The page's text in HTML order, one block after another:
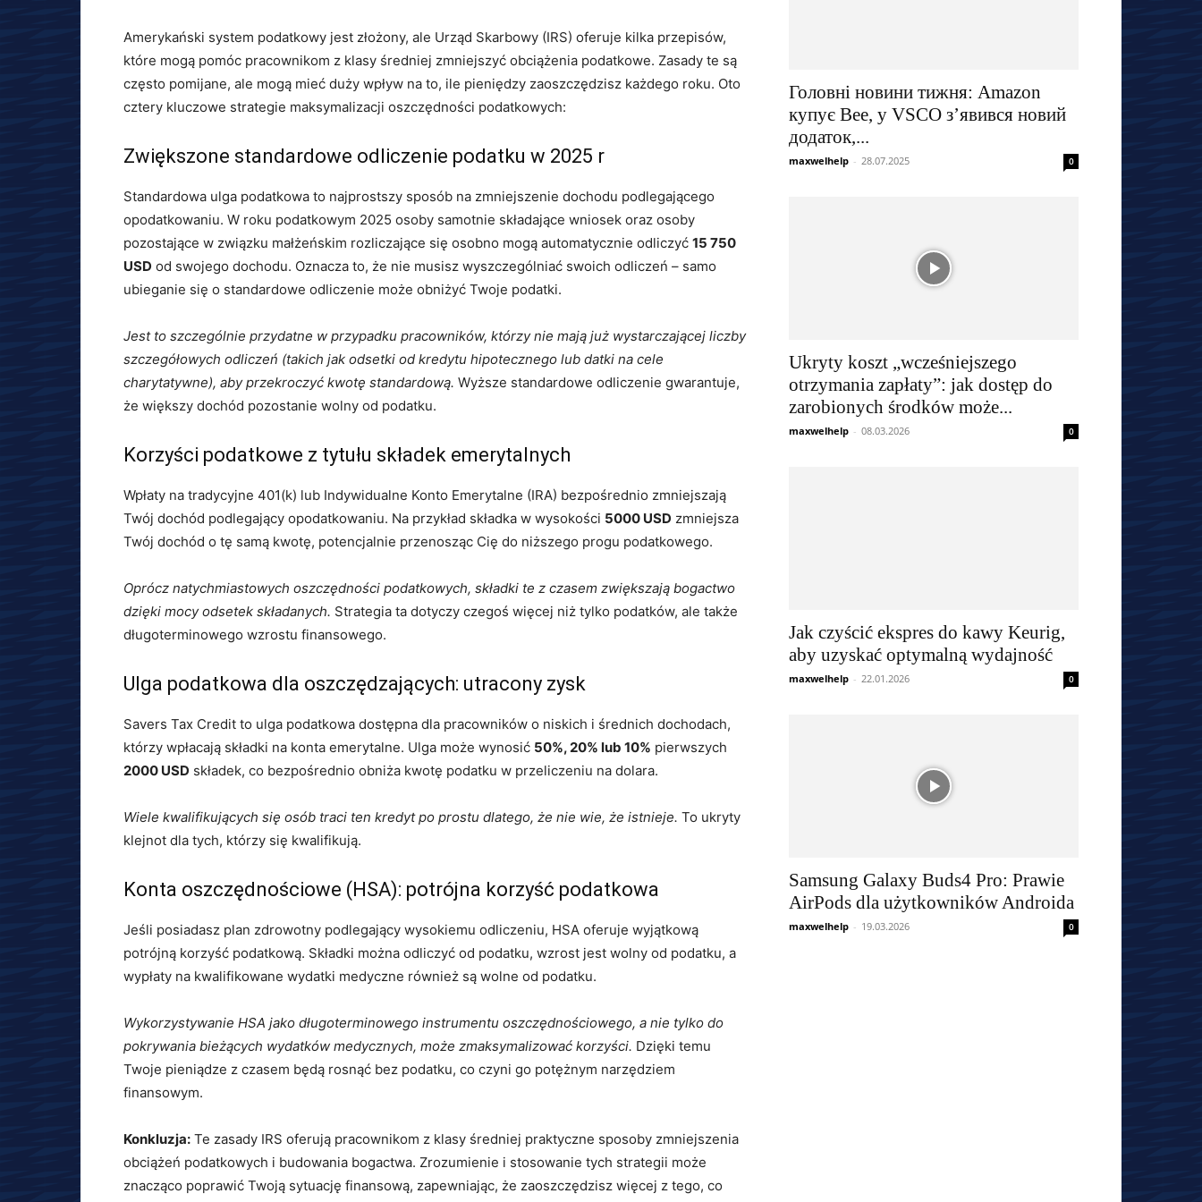
Amerykański system podatkowy jest złożony, ale Urząd Skarbowy (IRS) oferuje kilka przepisów,
które mogą pomóc pracownikom z klasy średniej zmniejszyć obciążenia podatkowe. Zasady te są
często pomijane, ale mogą mieć duży wpływ na to, ile pieniędzy zaoszczędzisz każdego roku. Oto
cztery kluczowe strategie maksymalizacji oszczędności podatkowych:
Zwiększone standardowe odliczenie podatku w 2025 r
Standardowa ulga podatkowa to najprostszy sposób na zmniejszenie dochodu podlegającego
opodatkowaniu. W roku podatkowym 2025 osoby samotnie składające wniosek oraz osoby
pozostające w związku małżeńskim rozliczające się osobno mogą automatycznie odliczyć 15 750
USD od swojego dochodu. Oznacza to, że nie musisz wyszczególniać swoich odliczeń – samo
ubieganie się o standardowe odliczenie może obniżyć Twoje podatki.
Jest to szczególnie przydatne w przypadku pracowników, którzy nie mają już wystarczającej liczby
szczegółowych odliczeń (takich jak odsetki od kredytu hipotecznego lub datki na cele
charytatywne), aby przekroczyć kwotę standardową. Wyższe standardowe odliczenie gwarantuje,
że większy dochód pozostanie wolny od podatku.
Korzyści podatkowe z tytułu składek emerytalnych
Wpłaty na tradycyjne 401(k) lub Indywidualne Konto Emerytalne (IRA) bezpośrednio zmniejszają
Twój dochód podlegający opodatkowaniu. Na przykład składka w wysokości 5000 USD zmniejsza
Twój dochód o tę samą kwotę, potencjalnie przenosząc Cię do niższego progu podatkowego.
Oprócz natychmiastowych oszczędności podatkowych, składki te z czasem zwiększają bogactwo
dzięki mocy odsetek składanych. Strategia ta dotyczy czegoś więcej niż tylko podatków, ale także
długoterminowego wzrostu finansowego.
Ulga podatkowa dla oszczędzających: utracony zysk
Savers Tax Credit to ulga podatkowa dostępna dla pracowników o niskich i średnich dochodach,
którzy wpłacają składki na konta emerytalne. Ulga może wynosić 50%, 20% lub 10% pierwszych
2000 USD składek, co bezpośrednio obniża kwotę podatku w przeliczeniu na dolara.
Wiele kwalifikujących się osób traci ten kredyt po prostu dlatego, że nie wie, że istnieje. To ukryty
klejnot dla tych, którzy się kwalifikują.
Konta oszczędnościowe (HSA): potrójna korzyść podatkowa
Jeśli posiadasz plan zdrowotny podlegający wysokiemu odliczeniu, HSA oferuje wyjątkową
potrójną korzyść podatkową. Składki można odliczyć od podatku, wzrost jest wolny od podatku, a
wypłaty na kwalifikowane wydatki medyczne również są wolne od podatku.
Wykorzystywanie HSA jako długoterminowego instrumentu oszczędnościowego, a nie tylko do
pokrywania bieżących wydatków medycznych, może zmaksymalizować korzyści. Dzięki temu
Twoje pieniądze z czasem będą rosnąć bez podatku, co czyni go potężnym narzędziem
finansowym.
Konkluzja: Te zasady IRS oferują pracownikom z klasy średniej praktyczne sposoby zmniejszenia
obciążeń podatkowych i budowania bogactwa. Zrozumienie i stosowanie tych strategii może
znacząco poprawić Twoją sytuację finansową, zapewniając, że zaoszczędzisz więcej z tego, co
Головні новини тижня: Amazon
купує Bee, у VSCO з’явився новий
додаток,...
maxwelhelp - 28.07.2025 0
Ukryty koszt „wcześniejszego
otrzymania zapłaty”: jak dostęp do
zarobionych środków może...
maxwelhelp - 08.03.2026 0
Jak czyścić ekspres do kawy Keurig,
aby uzyskać optymalną wydajność
maxwelhelp - 22.01.2026 0
Samsung Galaxy Buds4 Pro: Prawie
AirPods dla użytkowników Androida
maxwelhelp - 19.03.2026 0